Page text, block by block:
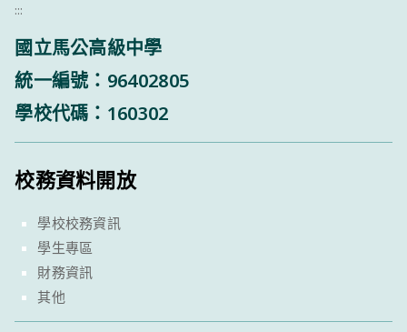
:::
國立馬公高級中學
統一編號：96402805
學校代碼：160302
校務資料開放
學校校務資訊
學生專區
財務資訊
其他